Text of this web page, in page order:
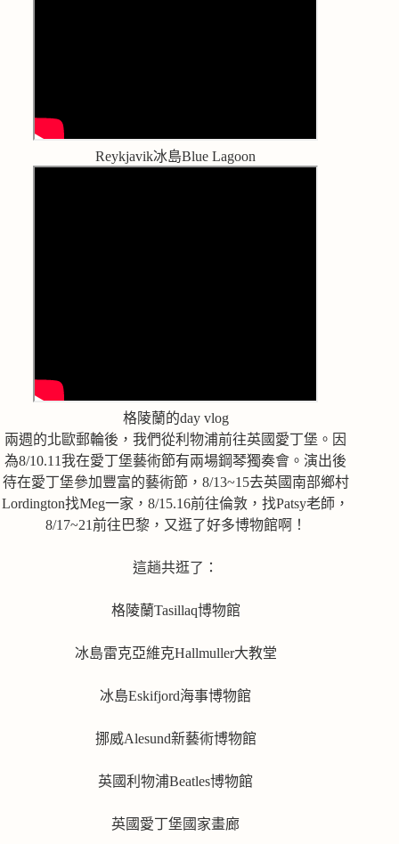
Reykjavik冰島Blue Lagoon
格陵蘭的day vlog
兩週的北歐郵輪後，我們從利物浦前往英國愛丁堡。因
為8/10.11我在愛丁堡藝術節有兩場鋼琴獨奏會。演出後
待在愛丁堡參加豐富的藝術節，8/13~15去英國南部鄉村
Lordington找Meg一家，8/15.16前往倫敦，找Patsy老師，
8/17~21前往巴黎，又逛了好多博物館啊！
這趟共逛了：
格陵蘭Tasillaq博物館
冰島雷克亞維克Hallmuller大教堂
冰島Eskifjord海事博物館
挪威Alesund新藝術博物館
英國利物浦Beatles博物館
英國愛丁堡國家畫廊